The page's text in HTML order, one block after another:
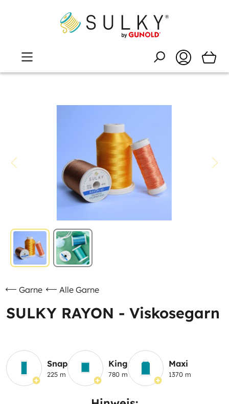
Garne Alle Garne
SULKY RAYON - Viskosegarn
Snap
225 m
King
780 m
Maxi
1370 m